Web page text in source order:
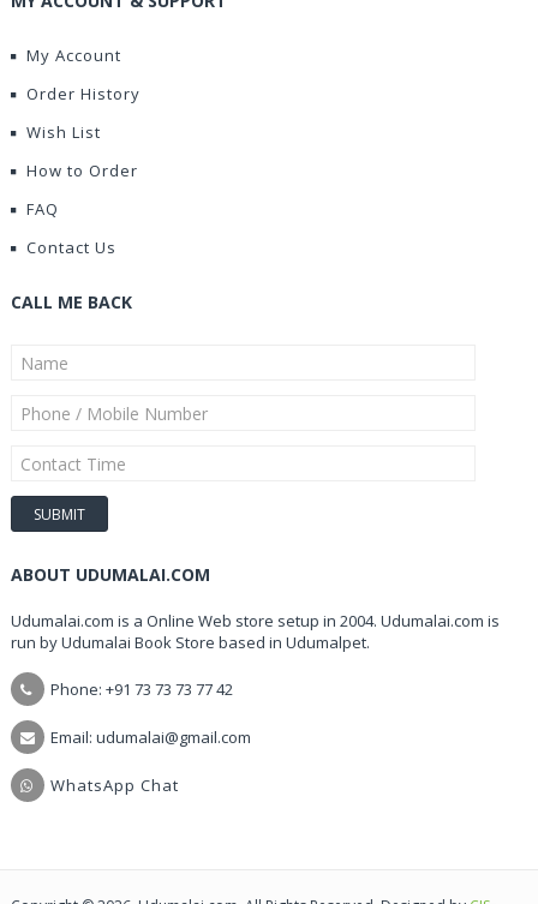
My Account
Order History
Wish List
How to Order
FAQ
Contact Us
CALL ME BACK
ABOUT UDUMALAI.COM
Udumalai.com is a Online Web store setup in 2004. Udumalai.com is
run by Udumalai Book Store based in Udumalpet.
Phone: +91 73 73 73 77 42
Email: udumalai@gmail.com
WhatsApp Chat